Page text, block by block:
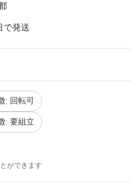
で発送
: 回転可
: 要組立
ができます